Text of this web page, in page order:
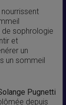
de sophrologie
et
un
un sommeil
Pugnetti
depuis